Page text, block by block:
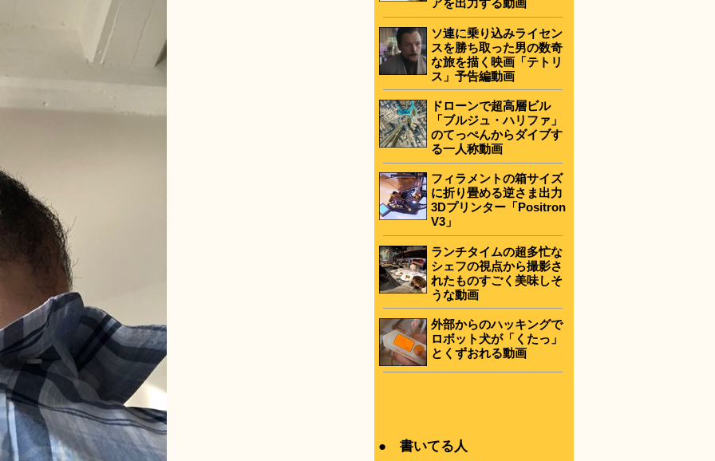
アを出力する動画
ソ連に乗り込みライセン
スを勝ち取った男の数奇
な旅を描く映画「テトリ
ス」予告編動画
ドローンで超高層ビル
「ブルジュ・ハリファ」
のてっぺんからダイブす
る一人称動画
フィラメントの箱サイズ
に折り畳める逆さま出力
3Dプリンター「Positron
V3」
ランチタイムの超多忙な
シェフの視点から撮影さ
れたものすごく美味しそ
うな動画
外部からのハッキングで
ロボット犬が「くたっ」
とくずおれる動画
● 書いてる人